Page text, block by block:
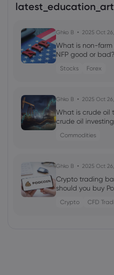
Ghko B 2025 Oct
What is non-farm
NFP good or bad?
Stocks Forex
Ghko B 2025 Oct
What is crude oil
crude oil
Commodities
Ghko B 2025 Oct
Crypto trading
should you buy
Crypto CFD